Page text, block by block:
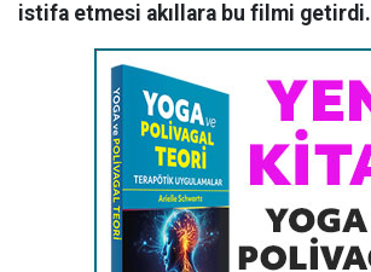
istifa etmesi akıllara bu filmi getirdi.